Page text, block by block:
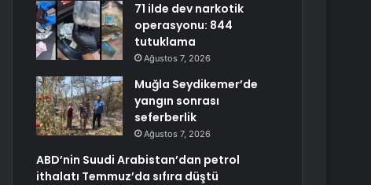
71 ilde dev narkotik
operasyonu: 844
tutuklama
Ağustos 7, 2026
Muğla Seydikemer’de
yangın sonrası
seferberlik
Ağustos 7, 2026
ABD’nin Suudi Arabistan’dan petrol
ithalatı Temmuz’da sıfıra düştü